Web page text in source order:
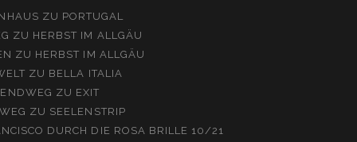
ZU PORTUGAL
ZU HERBST IM ALLGÄU
ZU HERBST IM ALLGÄU
ZU BELLA ITALIA
ZU EXIT
ZU SEELENSTRIP
DURCH DIE ROSA BRILLE 10/21